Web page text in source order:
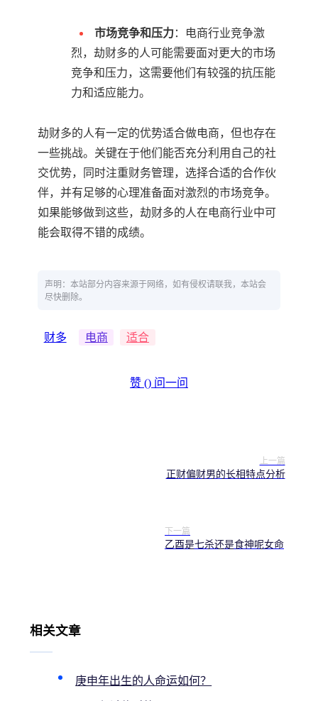
市场竞争和压力：电商行业竞争激
烈，劫财多的人可能需要面对更大的市场
竞争和压力，这需要他们有较强的抗压能
力和适应能力。
劫财多的人有一定的优势适合做电商，但也存在
一些挑战。关键在于他们能否充分利用自己的社
交优势，同时注重财务管理，选择合适的合作伙
伴，并有足够的心理准备面对激烈的市场竞争。
如果能够做到这些，劫财多的人在电商行业中可
能会取得不错的成绩。
声明：本站部分内容来源于网络，如有侵权请联我，本站会
尽快删除。
财多 电商 适合
赞 () 问一问
上一篇
正财偏财男的长相特点分析
下一篇
乙酉是七杀还是食神呢女命
相关文章
庚申年出生的人命运如何？